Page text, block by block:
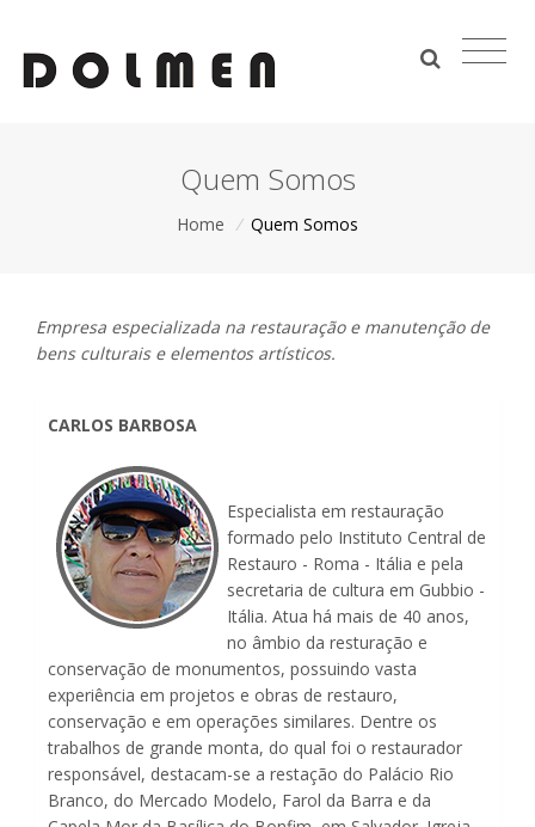
Quem Somos
Home / Quem Somos
Empresa especializada na restauração e manutenção de
bens culturais e elementos artísticos.
CARLOS BARBOSA
Especialista em restauração
formado pelo Instituto Central de
Restauro - Roma - Itália e pela
secretaria de cultura em Gubbio -
Itália. Atua há mais de 40 anos,
no âmbio da resturação e
conservação de monumentos, possuindo vasta
experiência em projetos e obras de restauro,
conservação e em operações similares. Dentre os
trabalhos de grande monta, do qual foi o restaurador
responsável, destacam-se a restação do Palácio Rio
Branco, do Mercado Modelo, Farol da Barra e da